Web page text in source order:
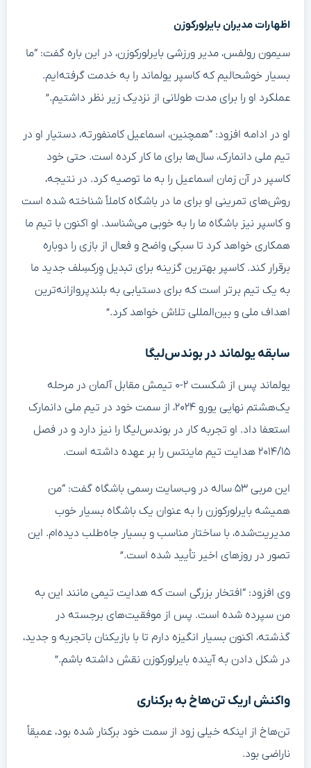
اظهارات مدیران بایرلورکوزن
سیمون رولفس، مدیر ورزشی بایرلورکوزن، در این باره گفت: “ما
بسیار خوشحالیم که کاسپر یولماند را به خدمت گرفته‌ایم.
عملکرد او را برای مدت طولانی از نزدیک زیر نظر داشتیم.”
او در ادامه افزود: “همچنین، اسماعیل کامنفورته، دستیار او در
تیم ملی دانمارک، سال‌ها برای ما کار کرده است. حتی خود
کاسپر در آن زمان اسماعیل را به ما توصیه کرد. در نتیجه،
روش‌های تمرینی او برای ما در باشگاه کاملاً شناخته شده است
و کاسپر نیز باشگاه ما را به خوبی می‌شناسد. او اکنون با تیم ما
همکاری خواهد کرد تا سبکی واضح و فعال از بازی را دوباره
برقرار کند. کاسپر بهترین گزینه برای تبدیل وِرکسِلف جدید ما
به یک تیم برتر است که برای دستیابی به بلندپروازانه‌ترین
اهداف ملی و بین‌المللی تلاش خواهد کرد.”
سابقه یولماند در بوندس‌لیگا
یولماند پس از شکست ۲-۰ تیمش مقابل آلمان در مرحله
یک‌هشتم نهایی یورو ۲۰۲۴، از سمت خود در تیم ملی دانمارک
استعفا داد. او تجربه کار در بوندس‌لیگا را نیز دارد و در فصل
۲۰۱۴/۱۵ هدایت تیم ماینتس را بر عهده داشته است.
این مربی ۵۳ ساله در وب‌سایت رسمی باشگاه گفت: “من
همیشه بایرلورکوزن را به عنوان یک باشگاه بسیار خوب
مدیریت‌شده، با ساختار مناسب و بسیار جاه‌طلب دیده‌ام. این
تصور در روزهای اخیر تأیید شده است.”
وی افزود: “افتخار بزرگی است که هدایت تیمی مانند این به
من سپرده شده است. پس از موفقیت‌های برجسته در
گذشته، اکنون بسیار انگیزه دارم تا با بازیکنان باتجربه و جدید،
در شکل دادن به آینده بایرلورکوزن نقش داشته باشم.”
واکنش اریک تن‌هاخ به برکناری
تن‌هاخ از اینکه خیلی زود از سمت خود برکنار شده بود، عمیقاً
ناراضی بود.